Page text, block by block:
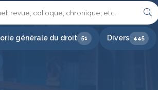
générale du droit 51 Divers 445